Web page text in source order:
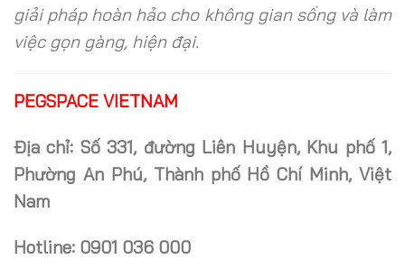
giải pháp hoàn hảo cho không gian sống và làm
việc gọn gàng, hiện đại.
PEGSPACE VIETNAM
Địa chỉ: Số 331, đường Liên Huyện, Khu phố 1,
Phường An Phú, Thành phố Hồ Chí Minh, Việt
Nam
Hotline: 0901 036 000